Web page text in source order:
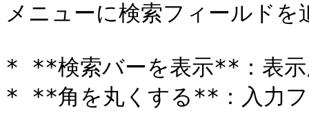
メニューに検索フィールドを
* **検索バーを表示**：表示
* **角を丸くする**：入力フ